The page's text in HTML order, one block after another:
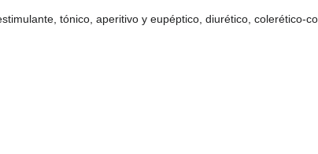
tónico, aperitivo y eupéptico, diurético, colerético-